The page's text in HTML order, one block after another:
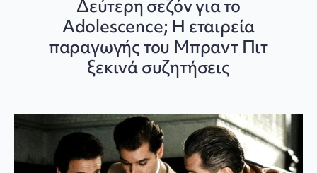
Δεύτερη σεζόν για το
Adolescence; Η εταιρεία
παραγωγής του Μπραντ Πιτ
ξεκινά συζητήσεις